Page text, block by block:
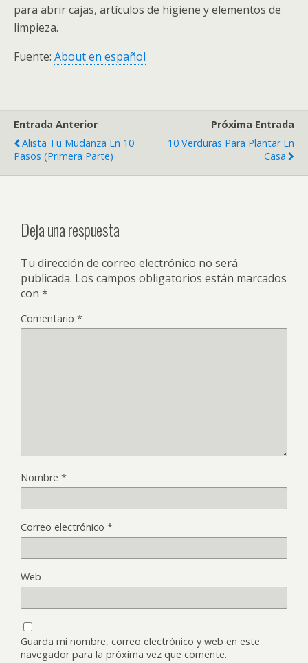
para abrir cajas, artículos de higiene y elementos de
limpieza.
Fuente: About en español
Entrada Anterior
Alista Tu Mudanza En 10
Pasos (Primera Parte)
Próxima Entrada
10 Verduras Para Plantar En
Casa
Deja una respuesta
Tu dirección de correo electrónico no será
publicada. Los campos obligatorios están marcados
con *
Comentario *
Nombre *
Correo electrónico *
Web
Guarda mi nombre, correo electrónico y web en este
navegador para la próxima vez que comente.